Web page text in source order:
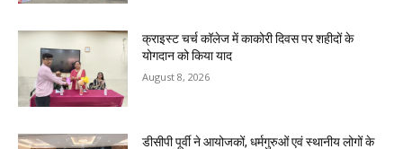
क्राइस्ट चर्च कॉलेज में काकोरी दिवस पर शहीदों के
योगदान को किया याद
August 8, 2026
डीसीपी पूर्वी ने आयोजकों, धर्मगुरुओं एवं स्थानीय लोगों के